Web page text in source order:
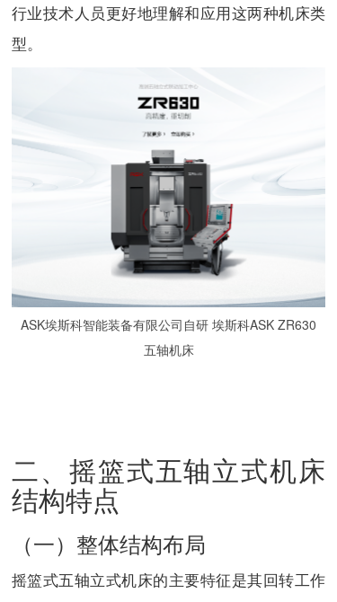
行业技术人员更好地理解和应用这两种机床类
型。
ASK埃斯科智能装备有限公司自研 埃斯科ASK ZR630
五轴机床
二、摇篮式五轴立式机床
结构特点
（一）整体结构布局
摇篮式五轴立式机床的主要特征是其回转工作